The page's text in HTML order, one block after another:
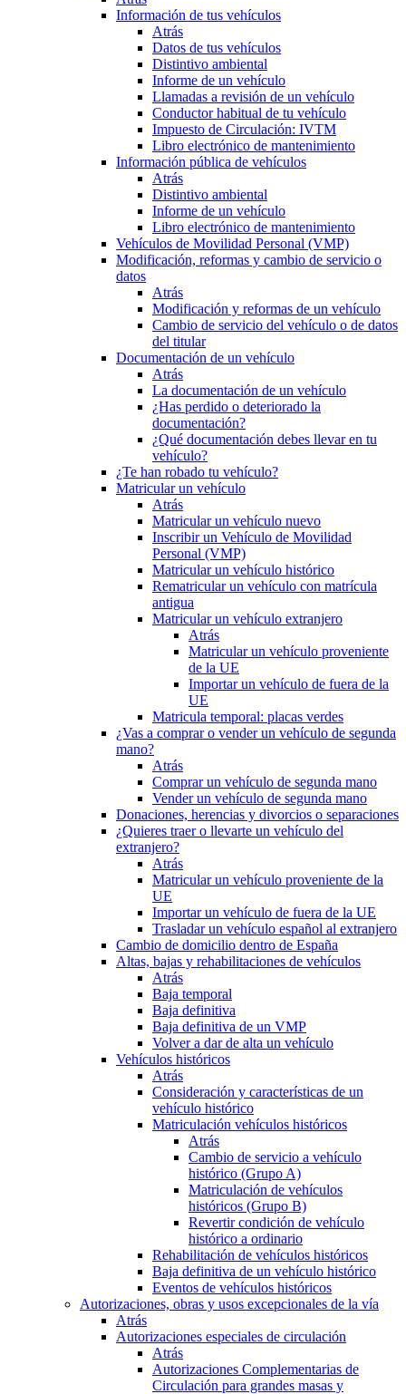
Información de tus vehículos
Atrás
Datos de tus vehículos
Distintivo ambiental
Informe de un vehículo
Llamadas a revisión de un vehículo
Conductor habitual de tu vehículo
Impuesto de Circulación: IVTM
Libro electrónico de mantenimiento
Información pública de vehículos
Atrás
Distintivo ambiental
Informe de un vehículo
Libro electrónico de mantenimiento
Vehículos de Movilidad Personal (VMP)
Modificación, reformas y cambio de servicio o
datos
Atrás
Modificación y reformas de un vehículo
Cambio de servicio del vehículo o de datos
del titular
Documentación de un vehículo
Atrás
La documentación de un vehículo
¿Has perdido o deteriorado la
documentación?
¿Qué documentación debes llevar en tu
vehículo?
¿Te han robado tu vehículo?
Matricular un vehículo
Atrás
Matricular un vehículo nuevo
Inscribir un Vehículo de Movilidad
Personal (VMP)
Matricular un vehículo histórico
Rematricular un vehículo con matrícula
antigua
Matricular un vehículo extranjero
Atrás
Matricular un vehículo proveniente
de la UE
Importar un vehículo de fuera de la
UE
Matricula temporal: placas verdes
¿Vas a comprar o vender un vehículo de segunda
mano?
Atrás
Comprar un vehículo de segunda mano
Vender un vehículo de segunda mano
Donaciones, herencias y divorcios o separaciones
¿Quieres traer o llevarte un vehículo del
extranjero?
Atrás
Matricular un vehículo proveniente de la
UE
Importar un vehículo de fuera de la UE
Trasladar un vehículo español al extranjero
Cambio de domicilio dentro de España
Altas, bajas y rehabilitaciones de vehículos
Atrás
Baja temporal
Baja definitiva
Baja definitiva de un VMP
Volver a dar de alta un vehículo
Vehículos históricos
Atrás
Consideración y características de un
vehículo histórico
Matriculación vehículos históricos
Atrás
Cambio de servicio a vehículo
histórico (Grupo A)
Matriculación de vehículos
históricos (Grupo B)
Revertir condición de vehículo
histórico a ordinario
Rehabilitación de vehículos históricos
Baja definitiva de un vehículo histórico
Eventos de vehículos históricos
Autorizaciones, obras y usos excepcionales de la vía
Atrás
Autorizaciones especiales de circulación
Atrás
Autorizaciones Complementarias de
Circulación para grandes masas y